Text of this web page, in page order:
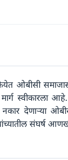
ओबीसी
स्वीकारला
देणाऱ्या ओबीसी
संघर्ष